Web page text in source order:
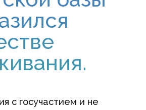
с госучастием и не